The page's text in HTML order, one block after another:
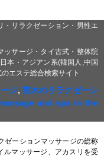
・リラクゼーション・男性エ
ッサージ・タイ古式・整体院
本・アジアン系(韓国人,中国
エステ総合検索サイト
ジ,荒木のリラクゼーシ
and spa in the
ゼーションマッサージの総称
ルマッサージ、アカスリを受